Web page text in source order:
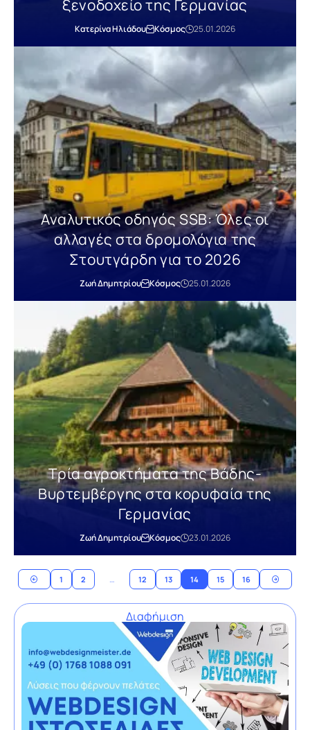
ξενοδοχείο της Γερμανίας
Κατερίνα Ηλιάδου Κόσμος 25.01.2026
Αναλυτικός οδηγός SSB: Όλες οι
αλλαγές στα δρομολόγια της
Στουτγάρδη για το 2026
Ζωή Δημητρίου Κόσμος 25.01.2026
Τρία αγροκτήματα της Βάδης-
Βυρτεμβέργης στα κορυφαία της
Γερμανίας
Ζωή Δημητρίου Κόσμος 23.01.2026
1 2 … 12 13 14 15 16
Διαφήμιση